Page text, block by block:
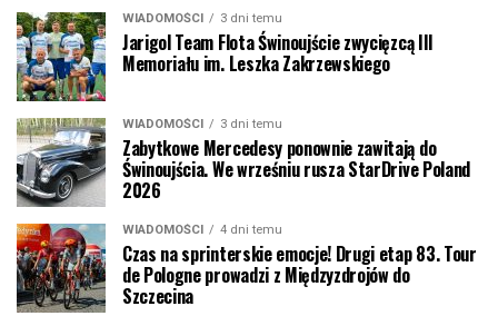
WIADOMOŚCI 3 dni temu
Jarigol Team Flota Świnoujście zwycięzcą III
Memoriału im. Leszka Zakrzewskiego
WIADOMOŚCI 3 dni temu
Zabytkowe Mercedesy ponownie zawitają do
Świnoujścia. We wrześniu rusza StarDrive Poland
2026
WIADOMOŚCI 4 dni temu
Czas na sprinterskie emocje! Drugi etap 83. Tour
de Pologne prowadzi z Międzyzdrojów do
Szczecina